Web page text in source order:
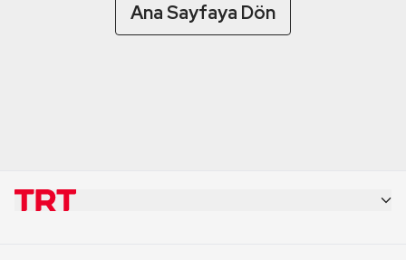
Ana Sayfaya Dön